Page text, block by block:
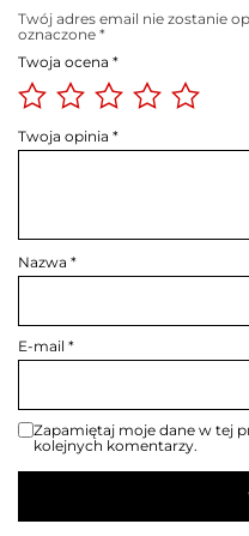
Twój adres email nie zostanie
oznaczone *
Twoja ocena *
Twoja opinia *
Nazwa *
E-mail *
Zapamiętaj moje dane w tej
kolejnych komentarzy.